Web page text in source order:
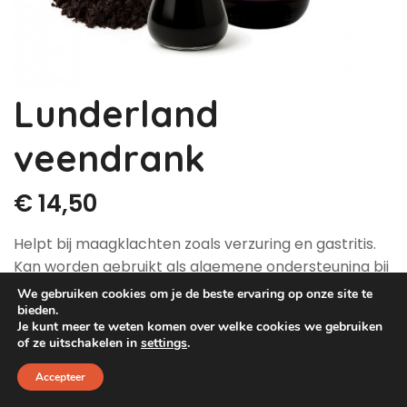
Dog Pawty
Reservatieoverzicht
Hondentuin abonnement
Lunderland
veendrank
€14,50
Helpt bij maagklachten zoals verzuring en gastritis.
Kan worden gebruikt als algemene ondersteuning bij
spijsverteringsproblemen zoals oprispingen, braken,
doorslikken, papperige ontlasting, gastritis en
darmontsteking, en voor de opbouw van de
werking hebben, versterkt het immuunsysteem en
We gebruiken cookies om je de beste ervaring op onze site te
bieden.
Je kunt meer te weten komen over welke cookies we gebruiken
of ze uitschakelen in settings.
Accepteer